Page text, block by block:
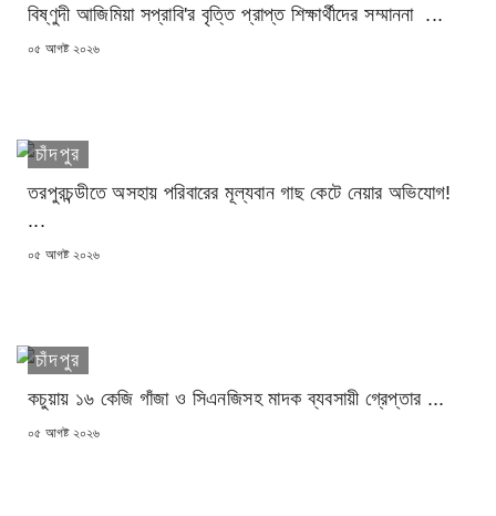
বিষ্ণুদী আজিমিয়া সপ্রাবি'র বৃত্তি প্রাপ্ত শিক্ষার্থীদের সম্মাননা ...
POSTED
০৫ আগষ্ট ২০২৬
চাঁদপুর
তরপুরচন্ডীতে অসহায় পরিবারের মূল্যবান গাছ কেটে নেয়ার অভিযোগ!
...
POSTED
০৫ আগষ্ট ২০২৬
চাঁদপুর
কচুয়ায় ১৬ কেজি গাঁজা ও সিএনজিসহ মাদক ব্যবসায়ী গ্রেপ্তার ...
POSTED
০৫ আগষ্ট ২০২৬